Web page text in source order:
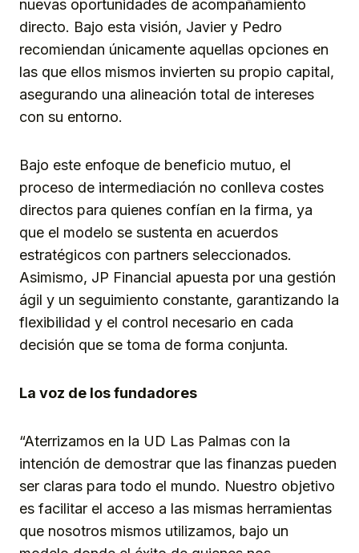
nuevas oportunidades de acompañamiento
directo. Bajo esta visión, Javier y Pedro
recomiendan únicamente aquellas opciones en
las que ellos mismos invierten su propio capital,
asegurando una alineación total de intereses
con su entorno.
Bajo este enfoque de beneficio mutuo, el
proceso de intermediación no conlleva costes
directos para quienes confían en la firma, ya
que el modelo se sustenta en acuerdos
estratégicos con partners seleccionados.
Asimismo, JP Financial apuesta por una gestión
ágil y un seguimiento constante, garantizando la
flexibilidad y el control necesario en cada
decisión que se toma de forma conjunta.
La voz de los fundadores
“Aterrizamos en la UD Las Palmas con la
intención de demostrar que las finanzas pueden
ser claras para todo el mundo. Nuestro objetivo
es facilitar el acceso a las mismas herramientas
que nosotros mismos utilizamos, bajo un